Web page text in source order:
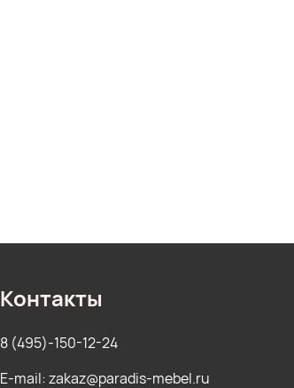
Контакты
8 (495)-150-12-24
E-mail: zakaz@paradis-mebel.ru